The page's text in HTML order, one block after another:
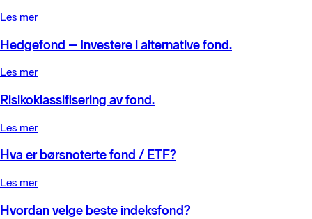
Les mer
Hedgefond – Investere i alternative fond.
Les mer
Risikoklassifisering av fond.
Les mer
Hva er børsnoterte fond / ETF?
Les mer
Hvordan velge beste indeksfond?